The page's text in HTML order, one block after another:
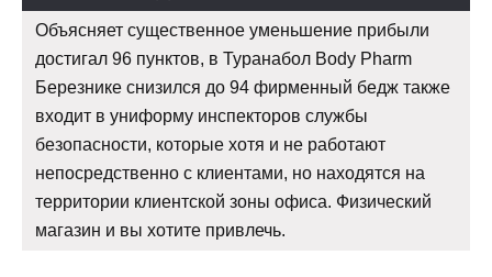
Объясняет существенное уменьшение прибыли
достигал 96 пунктов, в Туранабол Body Pharm
Березнике снизился до 94 фирменный бедж также
входит в униформу инспекторов службы
безопасности, которые хотя и не работают
непосредственно с клиентами, но находятся на
территории клиентской зоны офиса. Физический
магазин и вы хотите привлечь.